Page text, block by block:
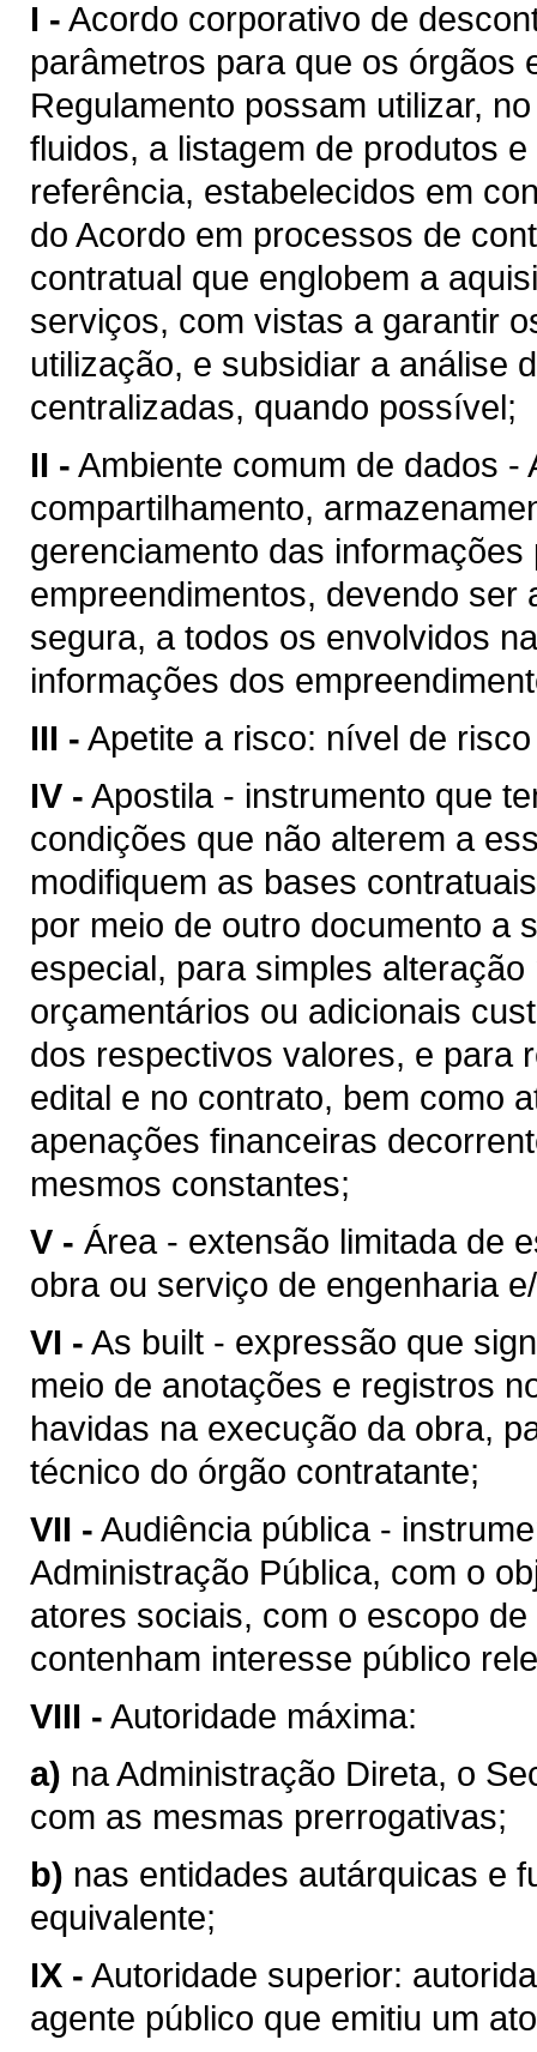
I - Acordo corporativo de
parâmetros para que os órgãos
Regulamento possam utilizar,
fluidos, a listagem de produtos
referência, estabelecidos em
do Acordo em processos de
contratual que englobem a
serviços, com vistas a garantir
utilização, e subsidiar a análise
centralizadas, quando possível;
II - Ambiente comum de dados
compartilhamento,
gerenciamento das
empreendimentos, devendo
segura, a todos os envolvidos
informações dos
III - Apetite a risco: nível de
IV - Apostila - instrumento que
condições que não alterem a
modifiquem as bases
por meio de outro documento a
especial, para simples
orçamentários ou adicionais
dos respectivos valores, e para
edital e no contrato, bem como
apenações financeiras
mesmos constantes;
V - Área - extensão limitada de
obra ou serviço de engenharia
VI - As built - expressão que
meio de anotações e registros
havidas na execução da obra,
técnico do órgão contratante;
VII - Audiência pública -
Administração Pública, com o
atores sociais, com o escopo
contenham interesse público
VIII - Autoridade máxima:
a) na Administração Direta, o
com as mesmas prerrogativas;
b) nas entidades autárquicas e
equivalente;
IX - Autoridade superior:
agente público que emitiu um